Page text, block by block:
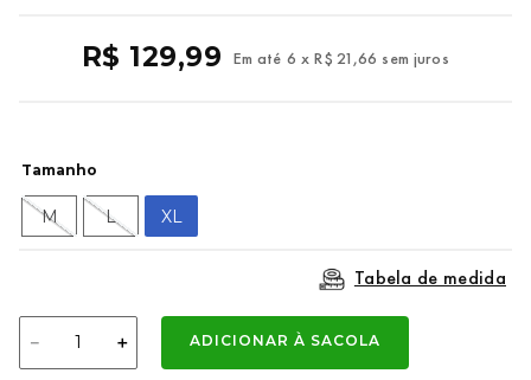
R$ 129,99 Em até 6 x R$ 21 ,66 sem juros
Tamanho
M L XL
Tabela de medida
＋
－ ADICIONAR À SACOLA
vans
10º moletom